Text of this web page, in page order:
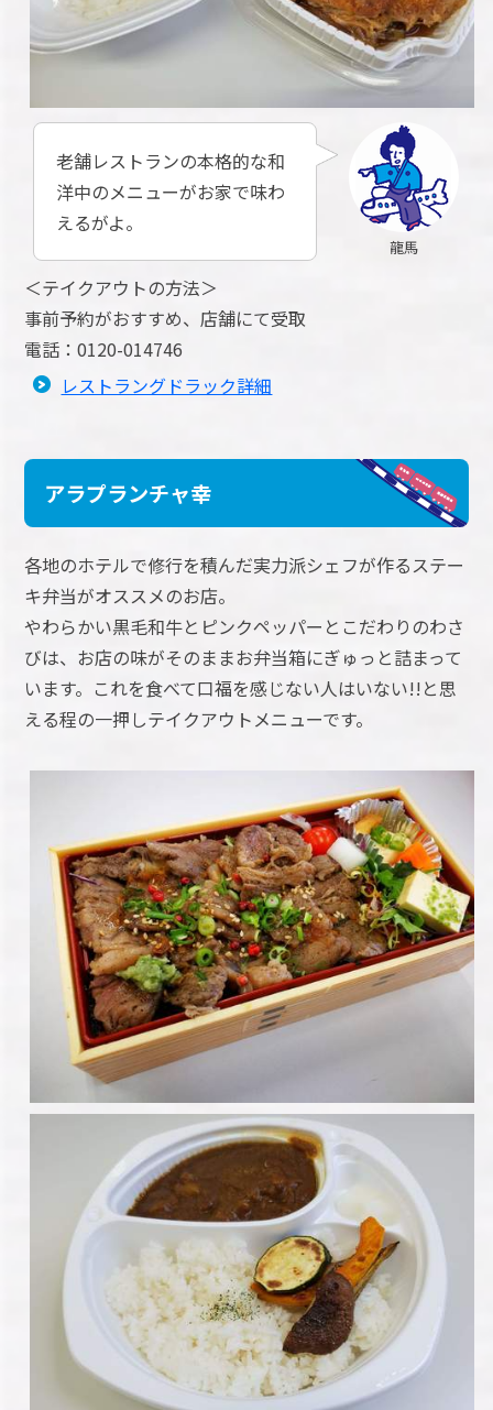
龍馬
老舗レストランの本格的な和
洋中のメニューがお家で味わ
えるがよ。
＜テイクアウトの方法＞
事前予約がおすすめ、店舗にて受取
電話：0120-014746
レストラングドラック詳細
アラプランチャ幸
各地のホテルで修行を積んだ実力派シェフが作るステー
キ弁当がオススメのお店。
やわらかい黒毛和牛とピンクペッパーとこだわりのわさ
びは、お店の味がそのままお弁当箱にぎゅっと詰まって
います。これを食べて口福を感じない人はいない!!と思
える程の一押しテイクアウトメニューです。